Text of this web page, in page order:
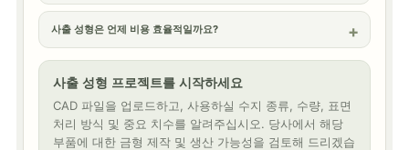
사출 성형은 언제 비용 효율적일까요?
사출 성형 프로젝트를 시작하세요
CAD 파일을 업로드하고, 사용하실 수지 종류, 수량, 표면
처리 방식 및 중요 치수를 알려주십시오. 당사에서 해당
부품에 대한 금형 제작 및 생산 가능성을 검토해 드리겠습